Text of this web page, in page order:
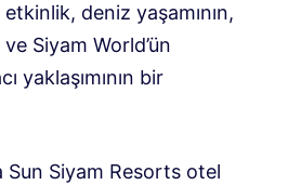
deniz yaşamının,
Siyam World’ün
yaklaşımının bir
Sun Siyam Resorts otel